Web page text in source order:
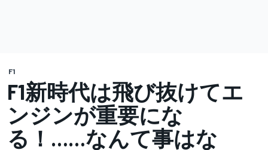
F1
F1新時代は飛び抜けてエ
ンジンが重要にな
る！……なんて事はな